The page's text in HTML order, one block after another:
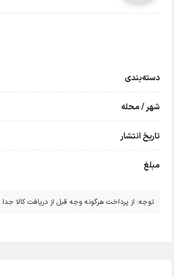
دسته‌بندی
شهر / محله
تاریخ انتشار
مبلغ
توجه: از پرداخت هرگونه وجه قبل از دریافت کالا جدا